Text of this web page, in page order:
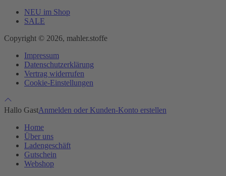
NEU im Shop
SALE
Copyright © 2026, mahler.stoffe
Impressum
Datenschutzerklärung
Vertrag widerrufen
Cookie-Einstellungen
Hallo GastAnmelden oder Kunden-Konto erstellen
Home
Über uns
Ladengeschäft
Gutschein
Webshop